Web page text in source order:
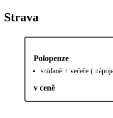
Strava
Polopenze
snídaně + večeře (
v ceně